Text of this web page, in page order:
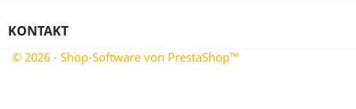
KONTAKT
© 2026 - Shop-Software von PrestaShop™